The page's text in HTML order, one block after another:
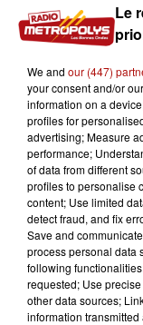
5 août 2026
La MEL
du climat
Le
We and our (447)
your consent and/or
information on a
profiles for
advertising; Measure
performance;
of data from different
profiles to personalise
content; Use limited
detect fraud, and fix
Save and
process personal data
following
requested; Use
other data sources;
information transmitted